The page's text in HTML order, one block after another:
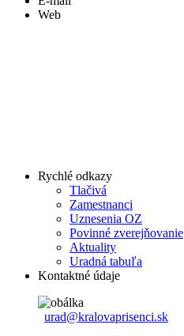
Web
Rychlé odkazy
Tlačivá
Zamestnanci
Uznesenia OZ
Povinné zverejňovanie
Aktuality
Uradná tabuľa
Kontaktné údaje
urad@kralovaprisenci.sk